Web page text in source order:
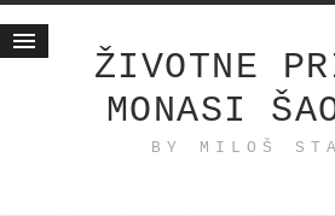
ŽIVOTNE
MONASI
BY MILOŠ
Životne priče